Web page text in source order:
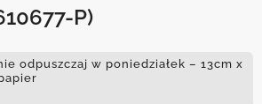
P)
odpuszczaj w poniedziałek – 13cm x